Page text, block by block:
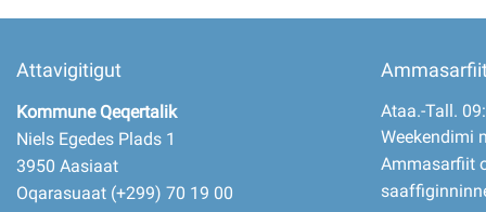
Attavigitigut
Kommune Qeqertalik
Niels Egedes Plads 1
3950 Aasiaat
Oqarasuaat (+299) 70 19 00
Ataa.-Tall.
Weekendimi
Ammasarfiit